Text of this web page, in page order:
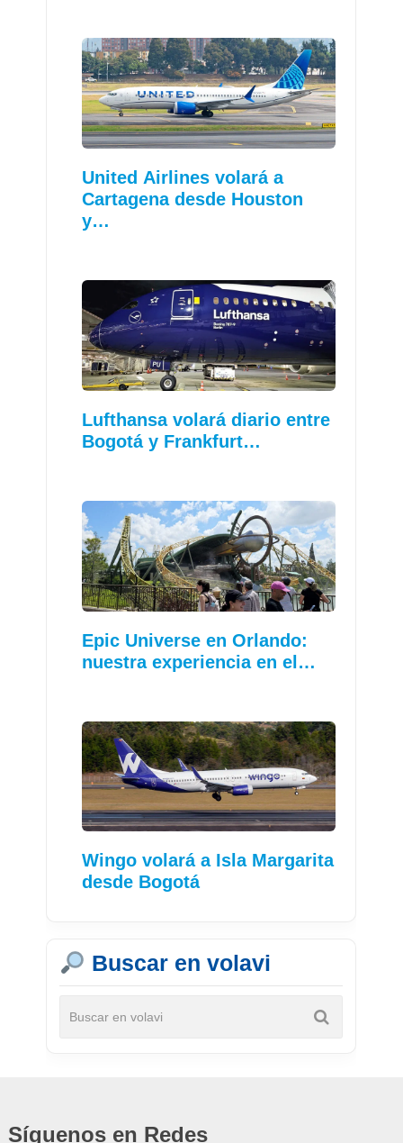
United Airlines volará a
Cartagena desde Houston
y…
Lufthansa volará diario entre
Bogotá y Frankfurt…
Epic Universe en Orlando:
nuestra experiencia en el…
Wingo volará a Isla Margarita
desde Bogotá
Buscar en volavi
Síguenos en Redes